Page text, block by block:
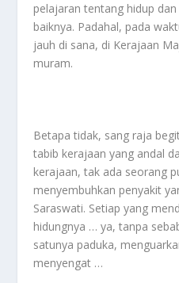
pelajaran tentang hidup
baiknya. Padahal, pada
jauh di sana, di Kerajaan
muram.
Betapa tidak, sang raja
tabib kerajaan yang andal
kerajaan, tak ada seorang
menyembuhkan penyakit
Saraswati. Setiap yang
hidungnya … ya, tanpa
satunya paduka,
menyengat …